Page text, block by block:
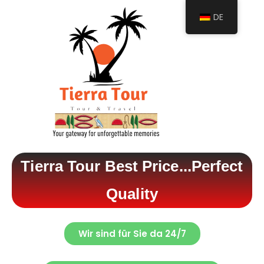
Tierra Tour Best Price...Perfect
Quality
Wir sind für Sie da 24/7
DE